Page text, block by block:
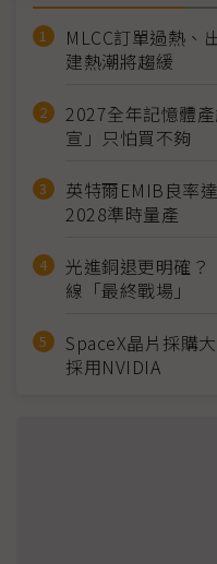
MLCC訂單過熱
建熱潮將趨緩
2027全年記憶體
宣」只怕買不夠
英特爾EMIB良率
2028準時量產
光進銅退更明確
線「最終戰場」
SpaceX晶片採購
採用NVIDIA